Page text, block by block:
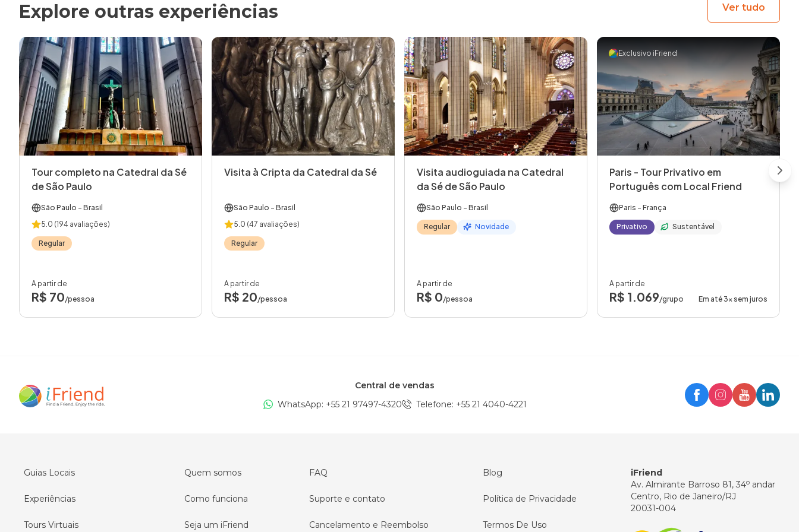
Explore outras experiências Ver tudo
Tour completo na Catedral da Sé
de São Paulo
São Paulo - Brasil
5.0 (194 avaliações)
Regular
A partir de
R$ 70/pessoa
Visita à Cripta da Catedral da Sé
São Paulo - Brasil
5.0 (47 avaliações)
Regular
A partir de
R$ 20/pessoa
Visita audioguiada na Catedral
da Sé de São Paulo
São Paulo - Brasil
Regular Novidade
A partir de
R$ 0/pessoa
Exclusivo iFriend
Paris - Tour Privativo em
Português com Local Friend
Paris - França
Privativo Sustentável
A partir de
R$ 1.069/grupo Em até 3x sem juros
Central de vendas
WhatsApp: +55 21 97497-4320 Telefone: +55 21 4040-4221
Guias Locais
Experiências
Tours Virtuais
Quem somos
Como funciona
Seja um iFriend
FAQ
Suporte e contato
Cancelamento e Reembolso
Blog
Política de Privacidade
Termos De Uso
iFriend
Av. Almirante Barroso 81, 34o andar
Centro, Rio de Janeiro/RJ
20031-004